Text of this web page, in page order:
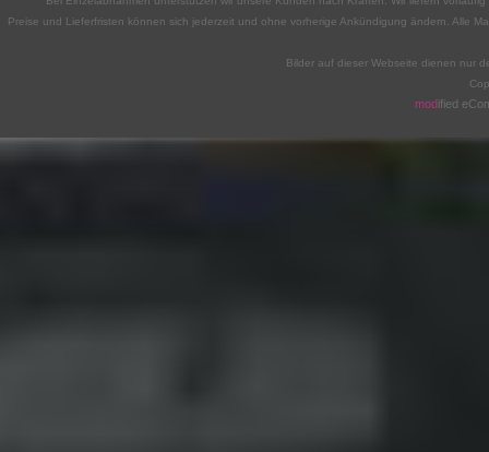
Preise und Lieferfristen können sich jederzeit und ohne vorherige Ankündigung ändern. Alle
Bilder auf dieser Webseite dienen nur
modified